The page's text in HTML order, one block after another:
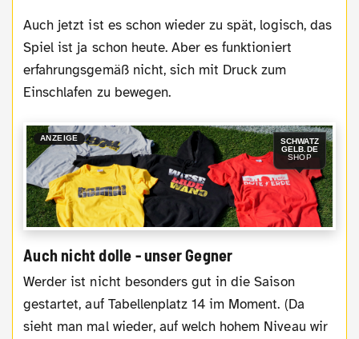
Auch jetzt ist es schon wieder zu spät, logisch, das
Spiel ist ja schon heute. Aber es funktioniert
erfahrungsgemäß nicht, sich mit Druck zum
Einschlafen zu bewegen.
ANZEIGE
SCHWATZ
GELB.DE
SHOP
Auch nicht dolle - unser Gegner
Werder ist nicht besonders gut in die Saison
gestartet, auf Tabellenplatz 14 im Moment. (Da
sieht man mal wieder, auf welch hohem Niveau wir